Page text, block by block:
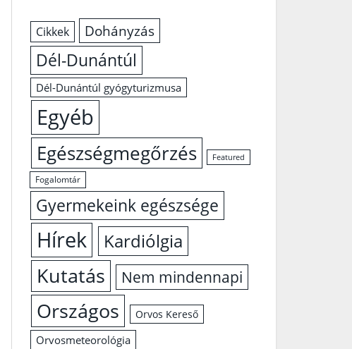
Cikkek Dohányzás
Dél-Dunántúl
Dél-Dunántúl gyógyturizmusa
Egyéb
Egészségmegőrzés Featured
Fogalomtár
Gyermekeink egészsége
Hírek Kardiólgia
Kutatás Nem mindennapi
Országos Orvos Kereső
Orvosmeteorológia